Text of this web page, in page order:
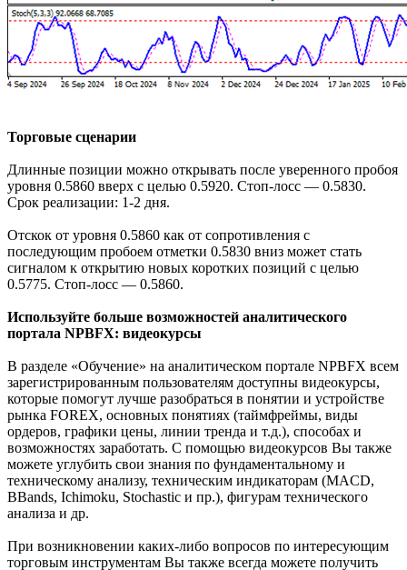
Торговые сценарии
Длинные позиции можно открывать после уверенного пробоя
уровня 0.5860 вверх с целью 0.5920. Стоп-лосс — 0.5830.
Срок реализации: 1-2 дня.
Отскок от уровня 0.5860 как от сопротивления с
последующим пробоем отметки 0.5830 вниз может стать
сигналом к открытию новых коротких позиций с целью
0.5775. Стоп-лосс — 0.5860.
Используйте больше возможностей аналитического
портала NPBFX: видеокурсы
В разделе «Обучение» на аналитическом портале NPBFX всем
зарегистрированным пользователям доступны видеокурсы,
которые помогут лучше разобраться в понятии и устройстве
рынка FOREX, основных понятиях (таймфреймы, виды
ордеров, графики цены, линии тренда и т.д.), способах и
возможностях заработать. С помощью видеокурсов Вы также
можете углубить свои знания по фундаментальному и
техническому анализу, техническим индикаторам (MACD,
BBands, Ichimoku, Stochastic и пр.), фигурам технического
анализа и др.
При возникновении каких-либо вопросов по интересующим
торговым инструментам Вы также всегда можете получить